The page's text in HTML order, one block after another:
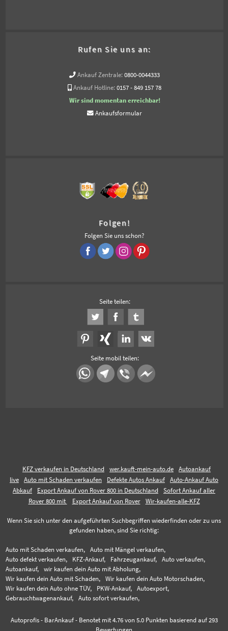
Rufen Sie uns an:
Ankauf Zentrale: 0800-0044333
Ankauf Hotline: 0157 - 849 157 78
Wir sind momentan erreichbar!
Ankaufsformular
Folgen!
Folgen Sie uns schon?
Seite teilen:
Seite mobil teilen:
KFZ verkaufen in Deutschland wer.kauft-mein-auto.de
Autoankauf
live
Auto mit Schaden verkaufen Defekte Autos Ankauf
Auto-Ankauf Auto
Abkauf
Export Ankauf von Rover 800 in Deutschland
Sofort Ankauf aller
Rover 800 mit
Export Ankauf von Rover Wir-kaufen-alle-KFZ
Wenn Sie sich unter den aufgeführten Suchbegriffen wiederfinden oder zu uns
gefunden haben, sind Sie richtig:
Auto mit Schaden verkaufen,
Auto mit Mängel verkaufen,
Auto defekt verkaufen,
KFZ-Ankauf, Fahrzeugankauf,
Auto verkaufen,
Autoankauf,
wir kaufen dein Auto mit Abholung,
Wir kaufen dein Auto mit Schaden,
Wir kaufen dein Auto Motorschaden,
Wir kaufen dein Auto ohne TÜV,
PKW-Ankauf,
Autoexport,
Gebrauchtwagenankauf,
Auto sofort verkaufen,
Autoprofis - BarAnkauf- Benotet mit 4.76von 5.0 Punkten basierend auf 293